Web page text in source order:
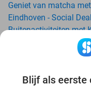
Blijf als eerste
Geniet van matcha
Eindhoven - Social Deal
Buitenactiviteiten met
Ga voordelig de
Geniet van je